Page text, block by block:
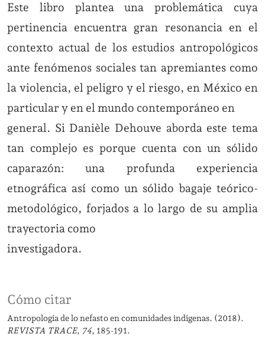
Cómo citar
Antropología de lo nefasto en comunidades indígenas. (2018).
REVISTA TRACE, 74, 185-191.
Este libro plantea una problemática cuya
pertinencia encuentra gran resonancia en el
contexto actual de los estudios antropológicos
ante fenómenos sociales tan apremiantes como
la violencia, el peligro y el riesgo, en México en
particular y en el mundo contemporáneo en
general. Si Danièle Dehouve aborda este tema
tan complejo es porque cuenta con un sólido
caparazón: una profunda experiencia
etnográfica así como un sólido bagaje teórico-
metodológico, forjados a lo largo de su amplia
trayectoria como
investigadora.